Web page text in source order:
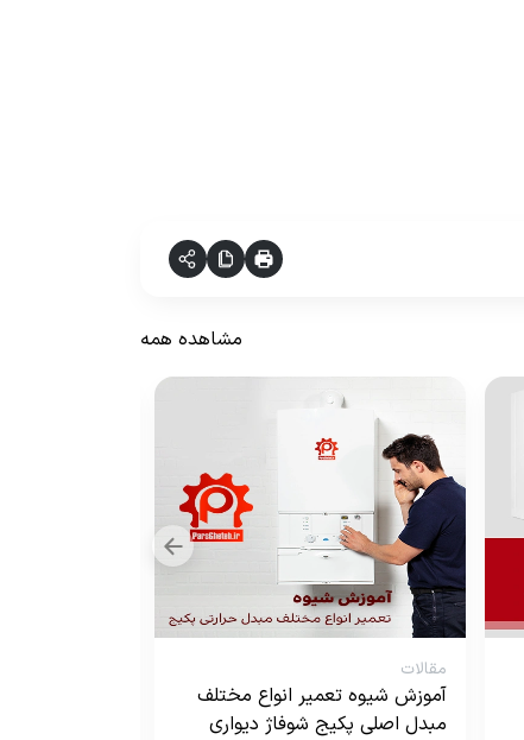
مشاهده همه
مقالات
آموزش شیوه تعمیر انواع مختلف
مبدل اصلی پکیج شوفاژ دیواری